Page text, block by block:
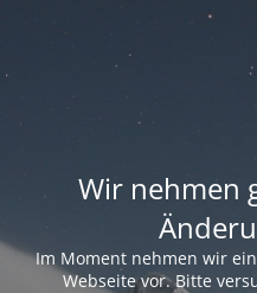
Wir nehmen
Im Moment nehmen wir
Webseite vor. Bitte